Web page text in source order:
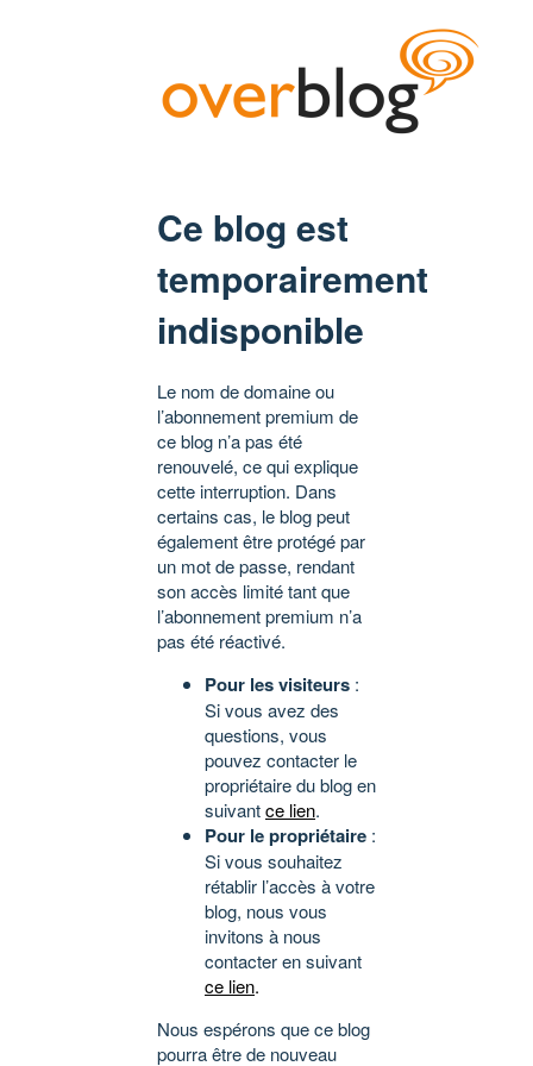
Ce blog est
temporairement
indisponible
Le nom de domaine ou
l’abonnement premium de
ce blog n’a pas été
renouvelé, ce qui explique
cette interruption. Dans
certains cas, le blog peut
également être protégé par
un mot de passe, rendant
son accès limité tant que
l’abonnement premium n’a
pas été réactivé.
Pour les visiteurs :
Si vous avez des
questions, vous
pouvez contacter le
propriétaire du blog en
suivantce lien.
Pour le propriétaire :
Si vous souhaitez
rétablir l’accès à votre
blog, nous vous
invitons à nous
contacter en suivant
ce lien.
Nous espérons que ce blog
pourra être de nouveau